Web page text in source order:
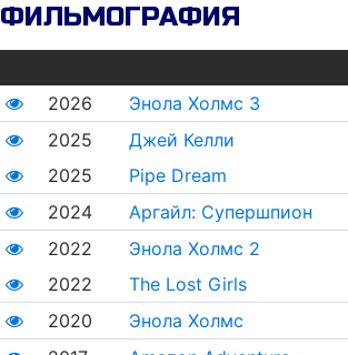
ФИЛЬМОГРАФИЯ
2026
Энола Холмс 3
2025
Джей Келли
2025
Pipe Dream
2024
Аргайл: Супершпион
2022
Энола Холмс 2
2022
The Lost Girls
2020
Энола Холмс